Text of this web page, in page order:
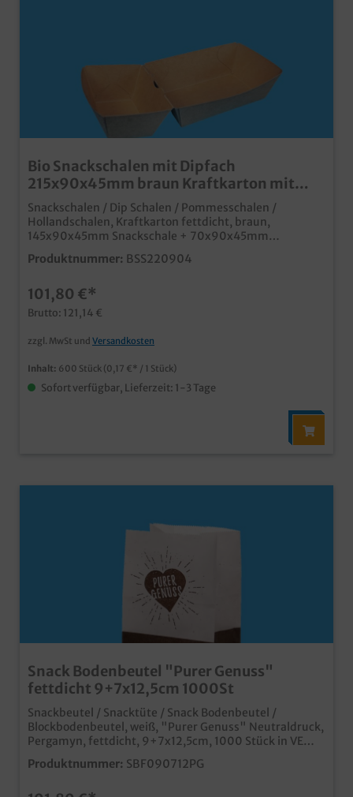
Bio Snackschalen mit Dipfach
215x90x45mm braun Kraftkarton mit
Fettbarriere 600St.
Snackschalen / Dip Schalen / Pommesschalen /
Hollandschalen, Kraftkarton fettdicht, braun,
145x90x45mm Snackschale + 70x90x45mm
anhängendes Dipfach (ca. 150ml), 100 Stück in Poly,
600 Stück im Kartonpraktische Snackschalen mit
Kraftkarton mit integrierter Fettbarrierekeine
Kunststoffbeschichtung notwendigideal für Pommes,
Frikandel, Nachos und viele weitere Snacks zum
dippenpraktische und nachhaltige Lösung in
Gastronomie, Imbiss und Fastfood
Produktnummer: BSS220904
101,80 €*
Brutto: 121,14 €
zzgl. MwSt und Versandkosten
Inhalt: 600 Stück (0,17 €* / 1 Stück)
Sofort verfügbar, Lieferzeit: 1-3 Tage
Snack Bodenbeutel "Purer Genuss"
fettdicht 9+7x12,5cm 1000St
Snackbeutel / Snacktüte / Snack Bodenbeutel /
Blockbodenbeutel, weiß, "Purer Genuss" Neutraldruck,
Pergamyn, fettdicht, 9+7x12,5cm, 1000 Stück in VE
praktische kleine Snacktüte mit Standboden stabil und
fettdicht durch Pergamyn Material in 60g/m² aus
Produktnummer: SBF090712PG